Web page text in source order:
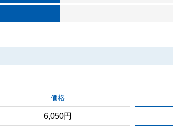
価格
6,050円